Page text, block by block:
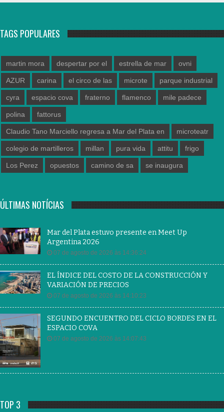
TAGS POPULARES
martin mora despertar por el estrella de mar ovni
AZUR carina el circo de las microte parque industrial
cyra espacio cova fraterno flamenco mile padece
polina fattorus
Claudio Tano Marciello regresa a Mar del Plata en microteatr
colegio de martilleros millan pura vida attitu frigo
Los Perez opuestos camino de sa se inaugura
ÚLTIMAS NOTÍCIAS
Mar del Plata estuvo presente en Meet Up
Argentina 2026
07 de agosto de 2026 às 14:36:24
EL ÍNDICE DEL COSTO DE LA CONSTRUCCIÓN Y
VARIACIÓN DE PRECIOS
07 de agosto de 2026 às 14:10:23
SEGUNDO ENCUENTRO DEL CICLO BORDES EN EL
ESPACIO COVA
07 de agosto de 2026 às 14:07:43
TOP 3